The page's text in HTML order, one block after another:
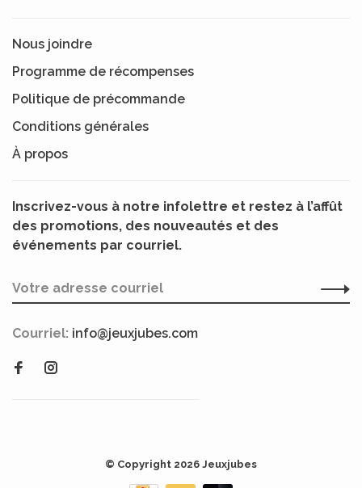
Nous joindre
Programme de récompenses
Politique de précommande
Conditions générales
À propos
Inscrivez-vous à notre infolettre et restez à l’affût
des promotions, des nouveautés et des
événements par courriel.
Courriel: info@jeuxjubes.com
© Copyright 2026 Jeuxjubes